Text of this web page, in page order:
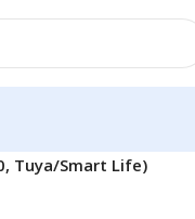
Tuya/Smart Life)